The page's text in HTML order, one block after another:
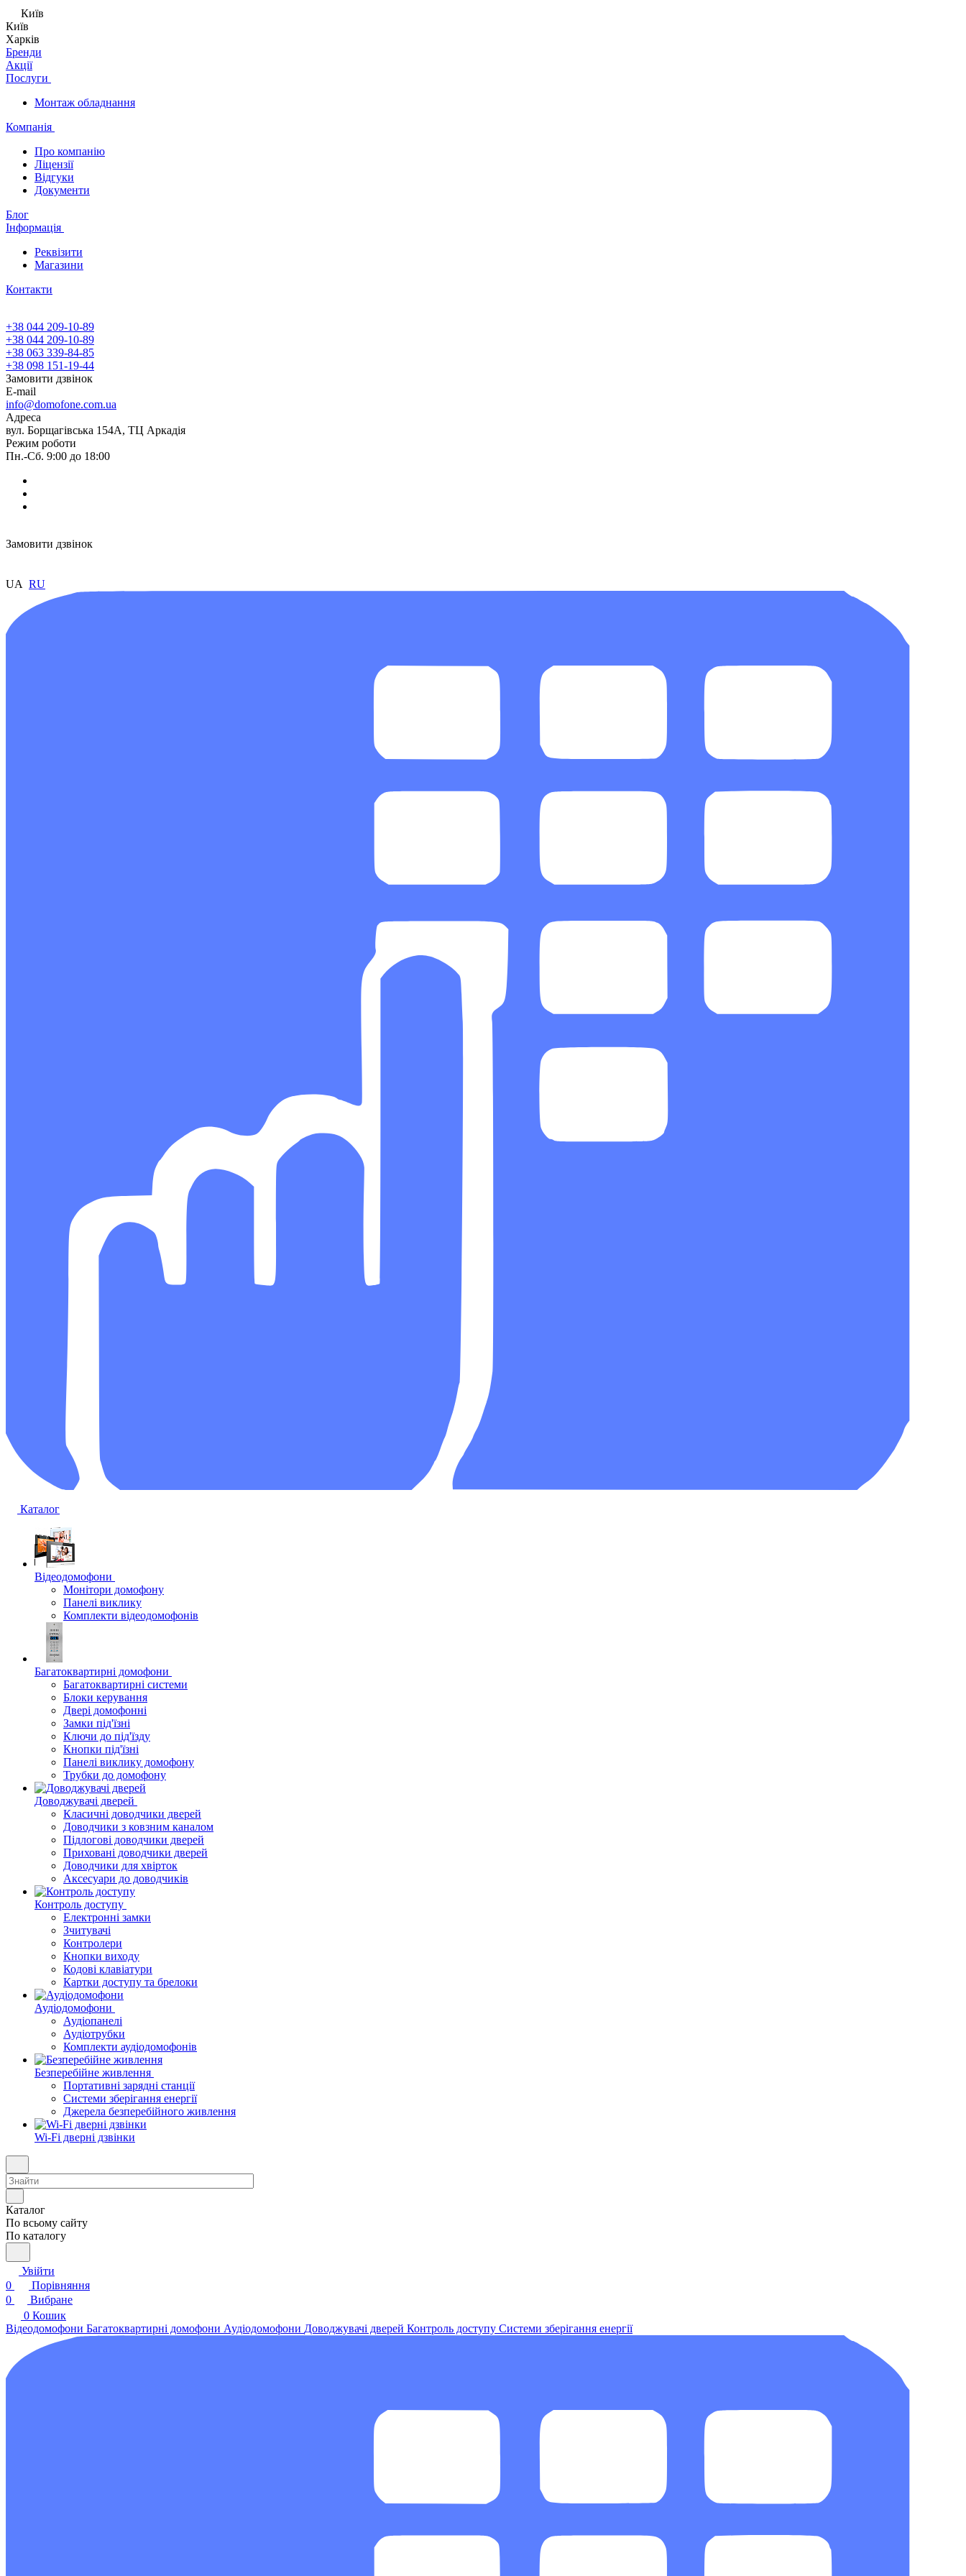
Київ
Київ
Харків
Бренди
Акції
Послуги
Монтаж обладнання
Компанія
Про компанію
Ліцензії
Відгуки
Документи
Блог
Інформація
Реквізити
Магазини
Контакти
+38 044 209-10-89
+38 044 209-10-89
+38 063 339-84-85
+38 098 151-19-44
Замовити дзвінок
E-mail
info@domofone.com.ua
Адреса
вул. Борщагівська 154А, ТЦ Аркадія
Режим роботи
Пн.-Сб. 9:00 до 18:00
Замовити дзвінок
UA RU
Каталог
Відеодомофони
Монітори домофону
Панелі виклику
Комплекти відеодомофонів
Багатоквартирні домофони
Багатоквартирні системи
Блоки керування
Двері домофонні
Замки під'їзні
Ключи до під'їзду
Кнопки під'їзні
Панелі виклику домофону
Трубки до домофону
Доводжувачі дверей
Класичні доводчики дверей
Доводчики з ковзним каналом
Підлогові доводчики дверей
Приховані доводчики дверей
Доводчики для хвірток
Аксесуари до доводчиків
Контроль доступу
Електронні замки
Зчитувачі
Контролери
Кнопки виходу
Кодові клавіатури
Картки доступу та брелоки
Аудіодомофони
Аудіопанелі
Аудіотрубки
Комплекти аудіодомофонів
Безперебійне живлення
Портативні зарядні станції
Системи зберігання енергії
Джерела безперебійного живлення
Wi-Fi дверні дзвінки
Каталог
По всьому сайту
По каталогу
Увійти
0
Порівняння
0
Вибране
0 Кошик
Відеодомофони Багатоквартирні домофони Аудіодомофони Доводжувачі дверей Контроль доступу Системи зберігання енергії